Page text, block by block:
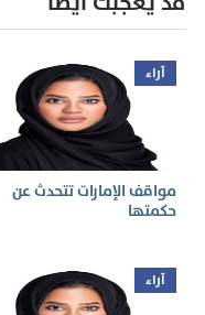
آراء
مواقف الإمارات تتحدث عن
حكمتها
آراء